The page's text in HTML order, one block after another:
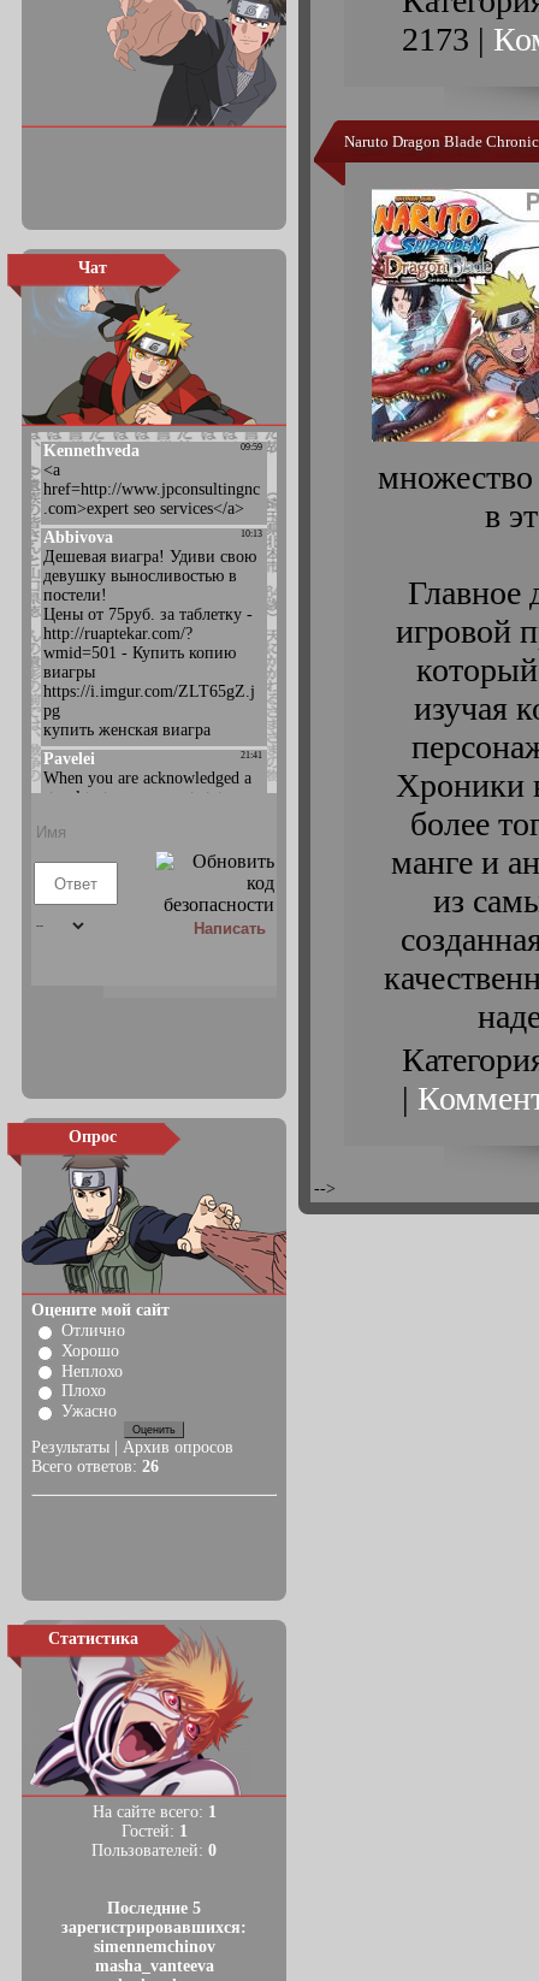
Чат
Опрос
Оцените мой сайт
Отлично
Хорошо
Неплохо
Плохо
Ужасно
Результаты
Архив опросов
Всего ответов: 26
Статистика
На сайте всего: 1
Гостей: 1
Пользователей: 0
Последние 5
зарегистрировавшихся:
simennemchinov
masha_vanteeva
2173 |
Naruto Dragon Blade
в
Главное
игровой
изучая
Хроники
более
манге и
из
|
-->